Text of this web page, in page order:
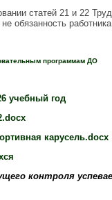
статей 21 и 22
обязанность
программам ДО
учебный год
карусель.docx
контроля